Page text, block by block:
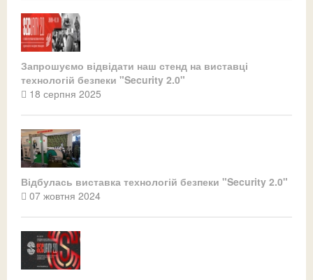
Запрошуємо відвідати наш стенд на виставці
технологій безпеки "Security 2.0"
18 серпня 2025
Відбулась виставка технологій безпеки "Security 2.0"
07 жовтня 2024